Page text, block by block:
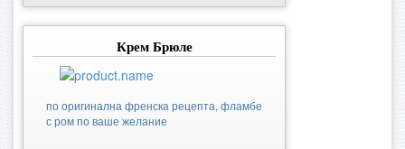
Крем Брюле
по оригинална френска рецепта, фламбе
с ром по ваше желание